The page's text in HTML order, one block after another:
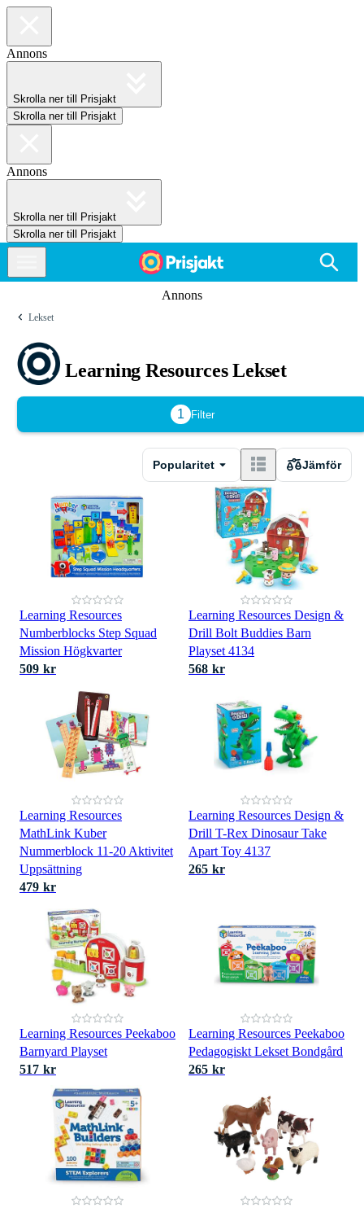
Annons
Skrolla ner till Prisjakt
Skrolla ner till Prisjakt
Annons
Skrolla ner till Prisjakt
Skrolla ner till Prisjakt
Annons
Lekset
Learning Resources Lekset
1 Filter
Popularitet Jämför
Learning Resources
Numberblocks Step Squad
Mission Högkvarter
509 kr
Learning Resources Design &
Drill Bolt Buddies Barn
Playset 4134
568 kr
Learning Resources
MathLink Kuber
Nummerblock 11-20 Aktivitet
Uppsättning
479 kr
Learning Resources Design &
Drill T-Rex Dinosaur Take
Apart Toy 4137
265 kr
Learning Resources Peekaboo
Barnyard Playset
517 kr
Learning Resources Peekaboo
Pedagogiskt Lekset Bondgård
265 kr